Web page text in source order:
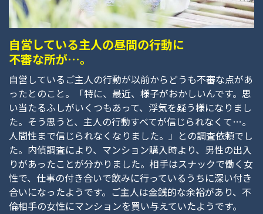
自営している主人の昼間の行動に
不審な所が…。
自営しているご主人の行動が以前からどうも不審な点があ
ったとのこと。「特に、最近、様子がおかしいんです。思
い当たるふしがいくつもあって、浮気を疑う様になりまし
た。そう思うと、主人の行動すべてが信じられなくて…。
人間性まで信じられなくなりました。」との調査依頼でし
た。内偵調査により、マンション購入時より、男性の出入
りがあったことが分かりました。相手はスナックで働く女
性で、仕事の付き合いで飲みに行っているうちに深い付き
合いになったようです。ご主人は金銭的な余裕があり、不
倫相手の女性にマンションを買い与えていたようです。